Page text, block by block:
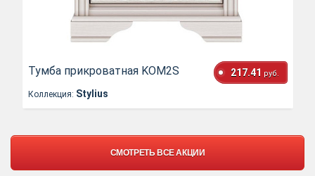
Тумба прикроватная KOM2S 217.41 руб.
Коллекция: Stylius
СМОТРЕТЬ ВСЕ АКЦИИ